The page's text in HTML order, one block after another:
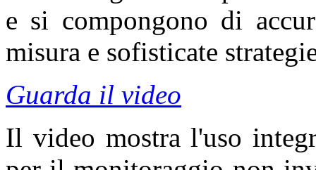
e si compongono di
misura e sofisticate
Guarda il video
Il video mostra l'uso